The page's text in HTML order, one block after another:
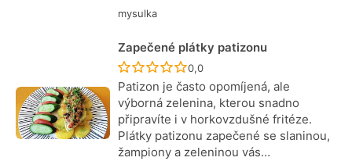
mysulka
Zapečené plátky patizonu
Recept ještě nebyl hodnocen
0,0
Patizon je často opomíjená, ale
výborná zelenina, kterou snadno
připravíte i v horkovzdušné fritéze.
Plátky patizonu zapečené se slaninou,
žampiony a zeleninou vás…